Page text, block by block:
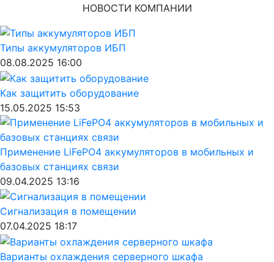
НОВОСТИ КОМПАНИИ
Типы аккумуляторов ИБП
08.08.2025 16:00
Как защитить оборудование
15.05.2025 15:53
Применение LiFePO4 аккумуляторов в мобильных и
базовых станциях связи
09.04.2025 13:16
Сигнализация в помещении
07.04.2025 18:17
Варианты охлаждения серверного шкафа